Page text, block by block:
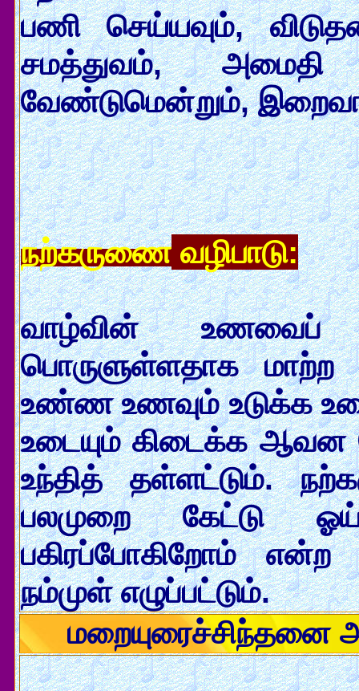
பணி செய்யவும்,
சமத்துவம், அமைதி
வேண்டுமென்றும்,
நற்கருணைவழிபாடு:
வாழ்வின் உணவைப்
பொருளுள்ளதாக
உண்ண உணவும் உடுக்க
உடையும் கிடைக்க ஆவன
உந்தித் தள்ளட்டும்.
பலமுறை கேட்டு
பகிரப்போகிறோம் என்ற
நம்முள் எழுப்பட்டும்.
மறையுரைச்சிந்தனை